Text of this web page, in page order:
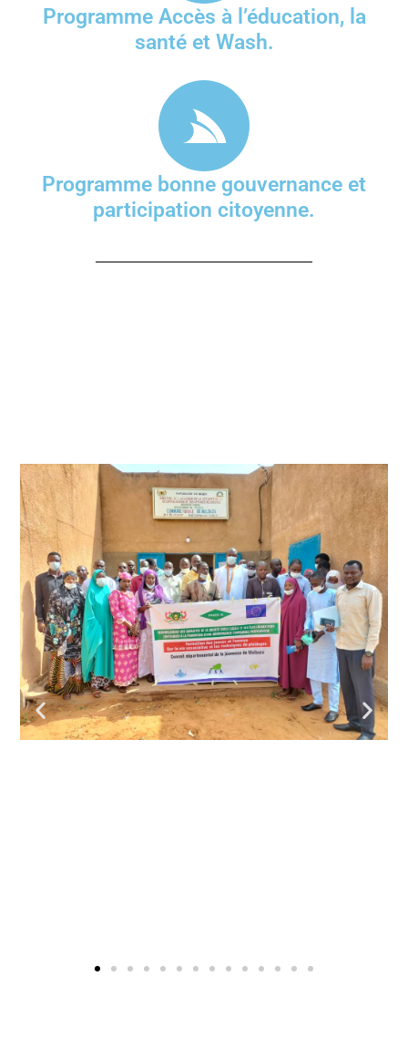
Programme Accès à l’éducation, la
santé et Wash.
Programme bonne gouvernance et
participation citoyenne.